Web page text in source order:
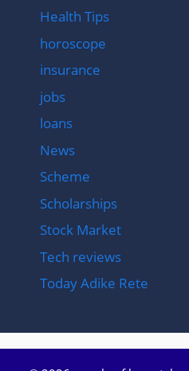
Health Tips
horoscope
insurance
jobs
loans
News
Scheme
Scholarships
Stock Market
Tech reviews
Today Adike Rete